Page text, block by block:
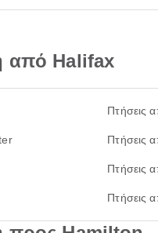
από Halifax
Πτήσεις
Πτήσεις
Πτήσεις
Πτήσεις